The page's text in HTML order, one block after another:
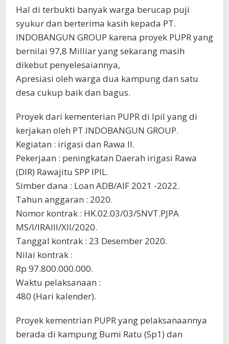
Hal di terbukti banyak warga berucap puji
syukur dan berterima kasih kepada PT.
INDOBANGUN GROUP karena proyek PUPR yang
bernilai 97,8 Milliar yang sekarang masih
dikebut penyelesaiannya,
Apresiasi oleh warga dua kampung dan satu
desa cukup baik dan bagus.
Proyek dari kementerian PUPR di Ipil yang di
kerjakan oleh PT.INDOBANGUN GROUP.
Kegiatan : irigasi dan Rawa ll.
Pekerjaan : peningkatan Daerah irigasi Rawa
(DIR) Rawajitu SPP IPIL.
Simber dana : Loan ADB/AIF 2021 -2022.
Tahun anggaran : 2020.
Nomor kontrak : HK.02.03/03/SNVT.PJPA
MS/I/IRAIII/XII/2020.
Tanggal kontrak : 23 Desember 2020.
Nilai kontrak :
Rp 97.800.000.000.
Waktu pelaksanaan :
480 (Hari kalender).
Proyek kementrian PUPR yang pelaksanaannya
berada di kampung Bumi Ratu (Sp1) dan